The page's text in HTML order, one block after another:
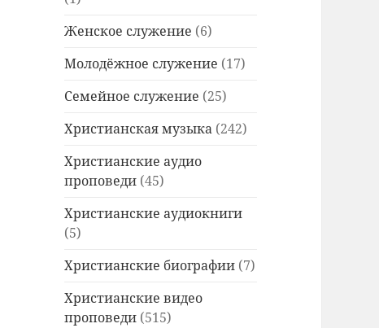
Женское служение (6)
Молодёжное служение (17)
Семейное служение (25)
Христианская музыка (242)
Христианские аудио
проповеди (45)
Христианские аудиокниги
(5)
Христианские биографии (7)
Христианские видео
проповеди (515)